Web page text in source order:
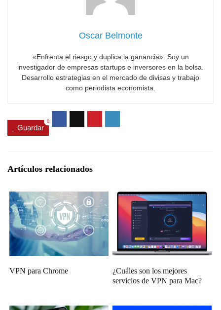
Oscar Belmonte
«Enfrenta el riesgo y duplica la ganancia». Soy un
investigador de empresas startups e inversores en la bolsa.
Desarrollo estrategias en el mercado de divisas y trabajo
como periodista economista.
Guardar
0
Artículos relacionados
VPN para Chrome
¿Cuáles son los mejores
servicios de VPN para Mac?